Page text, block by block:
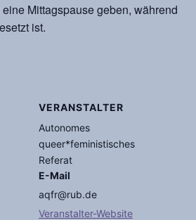
Mittagspause geben, während
ist.
VERANSTALTER
Autonomes
queer*feministisches
Referat
E-Mail
aqfr@rub.de
Veranstalter-Website